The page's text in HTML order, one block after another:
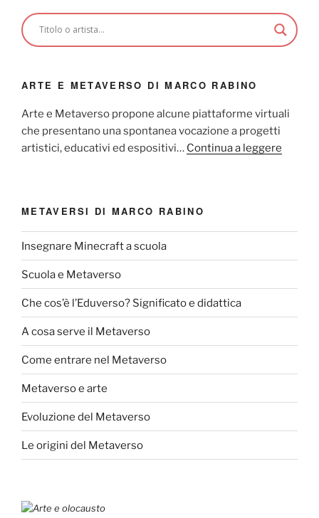
ARTE E METAVERSO DI MARCO RABINO
Arte e Metaverso propone alcune piattaforme virtuali
che presentano una spontanea vocazione a progetti
artistici, educativi ed espositivi… Continua a leggere
METAVERSI DI MARCO RABINO
Insegnare Minecraft a scuola
Scuola e Metaverso
Che cos’è l’Eduverso? Significato e didattica
A cosa serve il Metaverso
Come entrare nel Metaverso
Metaverso e arte
Evoluzione del Metaverso
Le origini del Metaverso